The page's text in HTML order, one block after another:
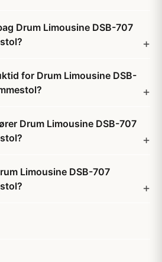
Drum Limousine DSB-707
for Drum Limousine DSB-
Drum Limousine DSB-707
Limousine DSB-707